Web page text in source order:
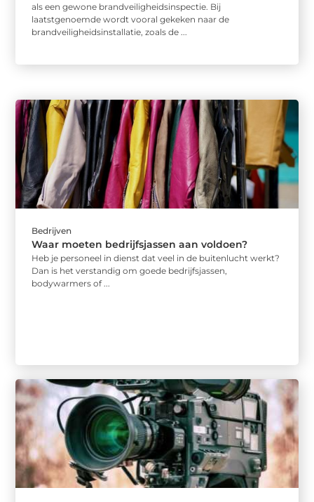
als een gewone brandveiligheidsinspectie. Bij
laatstgenoemde wordt vooral gekeken naar de
brandveiligheidsinstallatie, zoals de ...
Bedrijven
Waar moeten bedrijfsjassen aan voldoen?
Heb je personeel in dienst dat veel in de buitenlucht werkt?
Dan is het verstandig om goede bedrijfsjassen,
bodywarmers of ...